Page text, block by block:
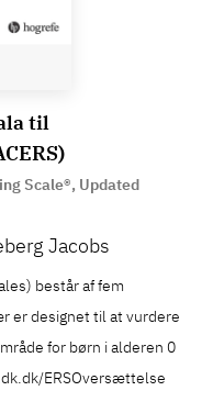
til
Scale®, Updated
Jacobs
består af fem
er designet til at vurdere
for børn i alderen 0
ERSOversættelse